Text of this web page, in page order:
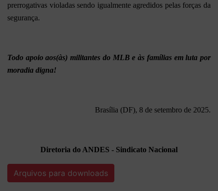
prerrogativas violadas sendo igualmente agredidos pelas forças da
segurança.
Todo apoio aos(às) militantes do MLB e às famílias em luta por
moradia digna!
Brasília (DF), 8 de setembro de 2025.
Diretoria do ANDES - Sindicato Nacional
Arquivos para downloads